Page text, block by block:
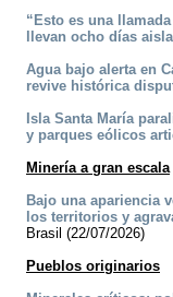
“Esto es una
llevan ocho días
Agua bajo alerta en
revive histórica
Isla Santa María
y parques eólicos
Minería a gran escala
Bajo una apariencia
los territorios y
Brasil (22/07/2026)
Pueblos originarios